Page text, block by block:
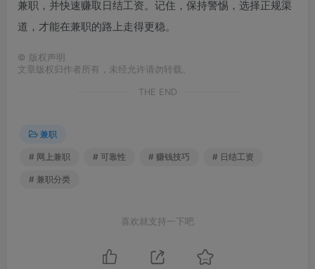
兼职，并快速赚取日结工资。记住，保持警惕，选择正规渠
道，才能在兼职的路上走得更稳。
© 版权声明
文章版权归作者所有，未经允许请勿转载。
THE END
兼职
# 网上兼职 # 可靠性 # 赚钱技巧 # 日结工资
# 兼职分类
喜欢就支持一下吧